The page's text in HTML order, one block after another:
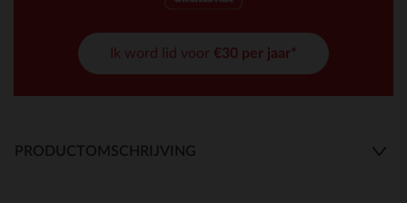
Ik word lid voor €30 per jaar*
PRODUCTOMSCHRIJVING